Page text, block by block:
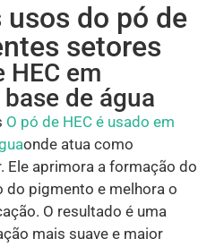
usos do pó de
setores
HEC em
de água
O pó de HEC é usado em
onde atua como
Ele aprimora a formação do
do pigmento e melhora o
O resultado é uma
mais suave e maior